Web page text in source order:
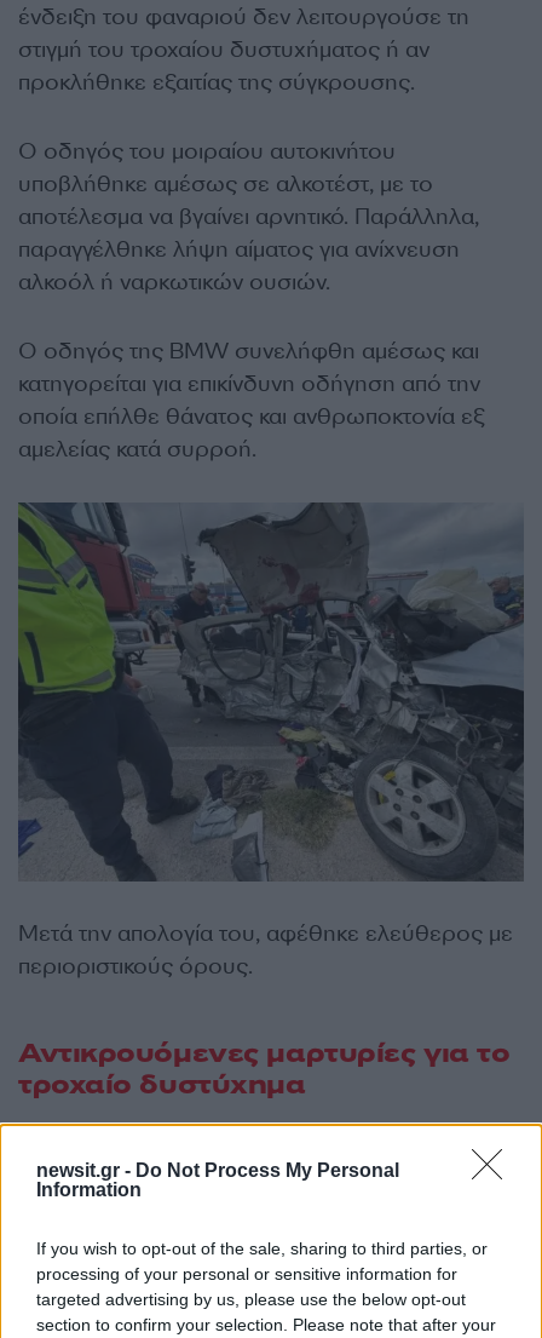
newsit.gr - Do Not Process My Personal
Information
If you wish to opt-out of the sale, sharing to third parties, or
processing of your personal or sensitive information for
targeted advertising by us, please use the below opt-out
section to confirm your selection. Please note that after your
ένδειξη του φαναριού δεν λειτουργούσε τη
στιγμή του τροχαίου δυστυχήματος ή αν
προκλήθηκε εξαιτίας της σύγκρουσης.
Ο οδηγός του μοιραίου αυτοκινήτου
υποβλήθηκε αμέσως σε αλκοτέστ, με το
αποτέλεσμα να βγαίνει αρνητικό. Παράλληλα,
παραγγέλθηκε λήψη αίματος για ανίχνευση
αλκοόλ ή ναρκωτικών ουσιών.
Ο οδηγός της BMW συνελήφθη αμέσως και
κατηγορείται για επικίνδυνη οδήγηση από την
οποία επήλθε θάνατος και ανθρωποκτονία εξ
αμελείας κατά συρροή.
Μετά την απολογία του, αφέθηκε ελεύθερος με
περιοριστικούς όρους.
Αντικρουόμενες μαρτυρίες για το
τροχαίο δυστύχημα
μεγάλη ταχύτητα αν και υποστηρίζει πως το
παραβίασαν το κόκκινο φανάρι, πάνω σε στροφή
με αποτέλεσμα να μην προλάβει να φρενάρει.